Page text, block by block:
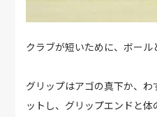
クラブが短いために、ボール
グリップはアゴの真下か、
ットし、グリップエンドと